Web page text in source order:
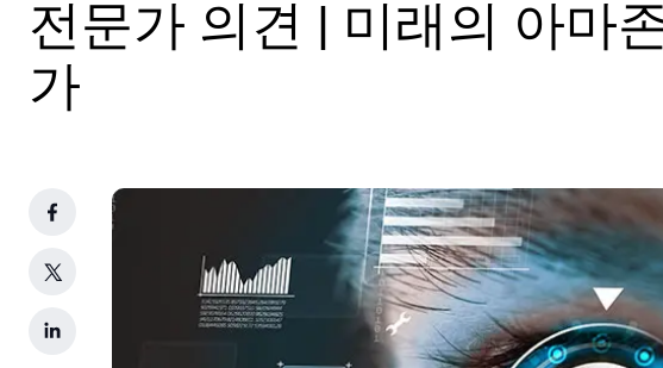
전문가 의견 | 미래의 아마
가